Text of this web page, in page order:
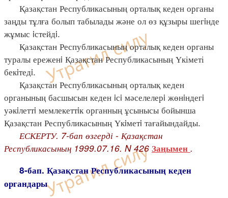
Қазақстан Республикасының орталық кеден органы
заңды тұлға болып табылады және ол өз құзыры шегiнде
жұмыс iстейдi.
Қазақстан Республикасының орталық кеден органы
туралы ереженi Қазақстан Республикасының Үкіметі
бекiтедi.
Қазақстан Республикасының орталық кеден
органының басшысын кеден iсi мәселелерi жөнiндегi
уәкiлеттi мемлекеттiк органның ұсынысы бойынша
Қазақстан Республикасының Үкiметi тағайындайды.
ЕСКЕРТУ. 7-бап өзгерді - Қазақстан
Республикасының 1999.07.16. N 426 Заңымен .
8-бап. Қазақстан Республикасының кеден
органдары